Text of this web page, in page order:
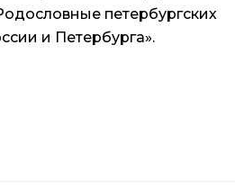
петербургских
и Петербурга».